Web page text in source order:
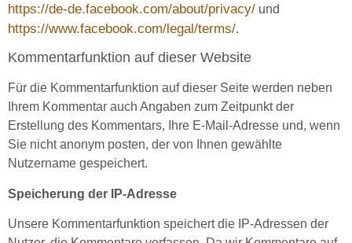
https://de-de.facebook.com/about/privacy/ und
https://www.facebook.com/legal/terms/.
Kommentarfunktion auf dieser Website
Für die Kommentarfunktion auf dieser Seite werden neben
Ihrem Kommentar auch Angaben zum Zeitpunkt der
Erstellung des Kommentars, Ihre E-Mail-Adresse und, wenn
Sie nicht anonym posten, der von Ihnen gewählte
Nutzername gespeichert.
Speicherung der IP-Adresse
Unsere Kommentarfunktion speichert die IP-Adressen der